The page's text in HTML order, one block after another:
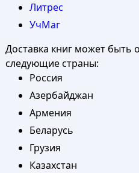
Литрес
УчМаг
Доставка книг может быть
следующие страны:
Россия
Азербайджан
Армения
Беларусь
Грузия
Казахстан